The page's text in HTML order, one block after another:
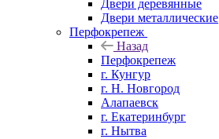
Двери деревянные
Двери металлические
Перфокрепеж
Назад
Перфокрепеж
г. Кунгур
г. Н. Новгород
Алапаевск
г. Екатеринбург
г. Нытва